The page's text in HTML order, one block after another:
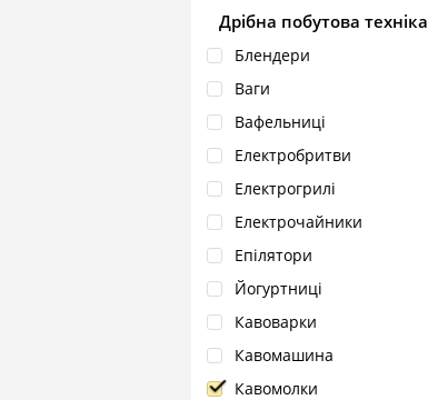
Дрібна побутова техніка
Блендери
Ваги
Вафельниці
Електробритви
Електрогрилі
Електрочайники
Епілятори
Йогуртниці
Кавоварки
Кавомашина
Кавомолки